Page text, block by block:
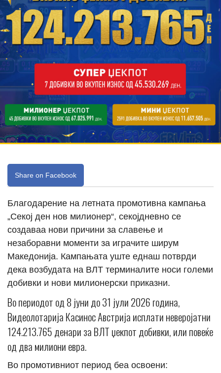
Share on Facebook
Благодарение на летната промотивна кампања
„Секој ден нов милионер“, секојдневно се
создаваа нови причини за славење и
незаборавни моменти за играчите ширум
Македонија. Кампањата уште еднаш потврди
дека возбудата на ВЛТ терминалите носи големи
добивки и нови милионерски приказни.
Во периодот од 8 јуни до 31 јули 2026 година,
Видеолотарија Касинос Австрија исплати неверојатни
124.213.765 денари за ВЛТ џекпот добивки, или повеќе
од два милиони евра.
Во промотивниот период беа освоени: